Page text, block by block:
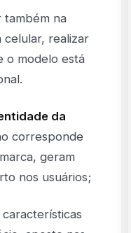
também na
celular, realizar
o modelo está
da
corresponde
geram
nos usuários;
características